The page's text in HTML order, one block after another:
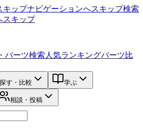
キップナビゲーションへスキップ検索
スキップ
パーツ検索 人気ランキングパーツ比
探す・比較 学ぶ
相談・投稿